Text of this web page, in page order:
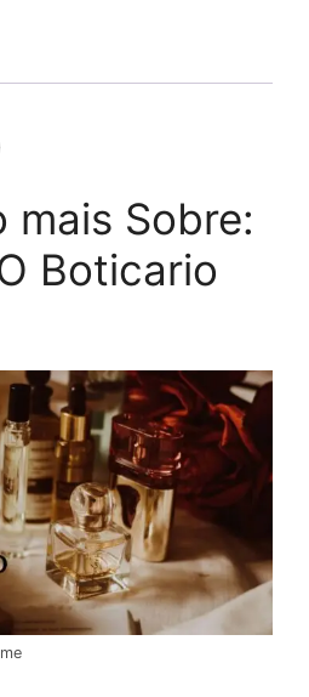
mais Sobre:
Boticario